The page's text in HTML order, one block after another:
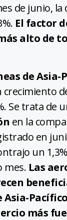
de junio, la
El factor
alto de
de Asia-
Se trata de
en la
en
un
mes. Las
Asia-
más